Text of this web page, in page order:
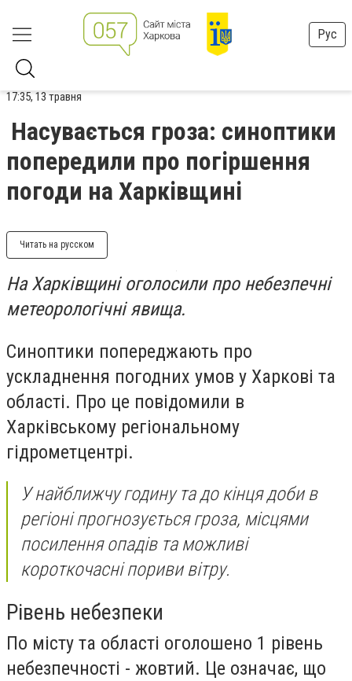
Рус
17:35, 13 травня
Насувається гроза: синоптики
попередили про погіршення
погоди на Харківщині
Читать на русском
На Харківщині оголосили про небезпечні
метеорологічні явища.
Синоптики попереджають про
ускладнення погодних умов у Харкові та
області. Про це повідомили в
Харківському регіональному
гідрометцентрі.
У найближчу годину та до кінця доби в
регіоні прогнозується гроза, місцями
посилення опадів та можливі
короткочасні пориви вітру.
Рівень небезпеки
По місту та області оголошено 1 рівень
небезпечності - жовтий. Це означає, що